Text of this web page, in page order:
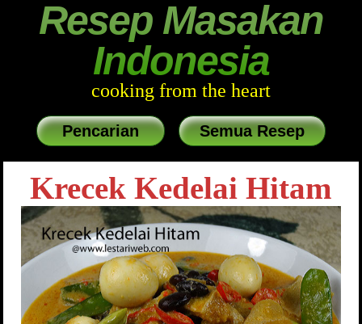
Resep Masakan
Indonesia
cooking from the heart
Pencarian Semua Resep
Krecek Kedelai Hitam